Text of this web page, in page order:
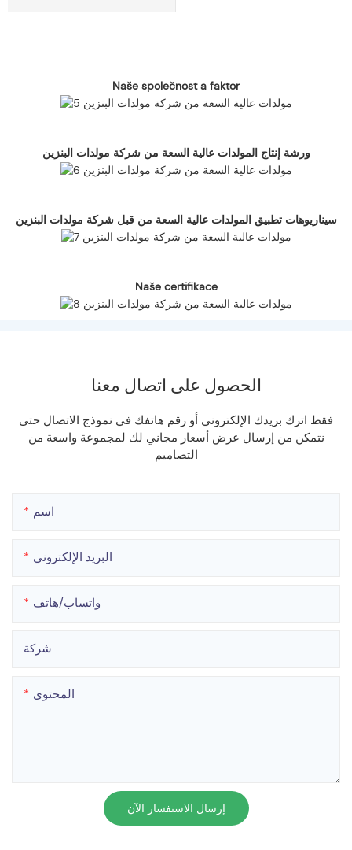
Naše společnost a faktor
ورشة إنتاج المولدات عالية السعة من شركة مولدات البنزين
سيناريوهات تطبيق المولدات عالية السعة من قبل شركة مولدات البنزين
Naše certifikace
الحصول على اتصال معنا
فقط اترك بريدك الإلكتروني أو رقم هاتفك في نموذج الاتصال حتى
نتمكن من إرسال عرض أسعار مجاني لك لمجموعة واسعة من
التصاميم
اسم
البريد الإلكتروني
واتساب/هاتف
شركة
المحتوى
إرسال الاستفسار الآن